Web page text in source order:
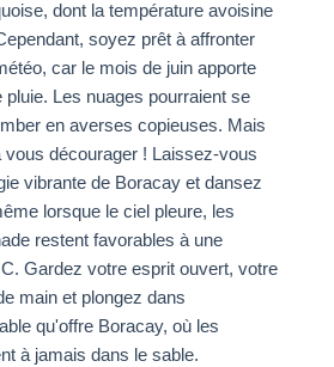
dont la température avoisine
soyez prêt à affronter
car le mois de juin apporte
Les nuages pourraient se
en averses copieuses. Mais
vous décourager ! Laissez-vous
vibrante de Boracay et dansez
lorsque le ciel pleure, les
restent favorables à une
Gardez votre esprit ouvert, votre
main et plongez dans
qu'offre Boracay, où les
à jamais dans le sable.